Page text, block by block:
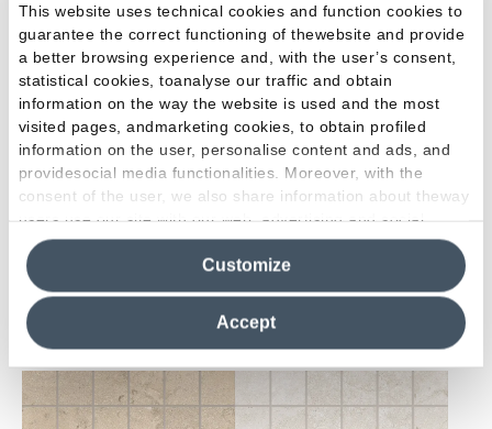
This website uses technical cookies and function cookies to
guarantee the correct functioning of thewebsite and provide
a better browsing experience and, with the user’s consent,
statistical cookies, toanalyse our traffic and obtain
information on the way the website is used and the most
visited pages, andmarketing cookies, to obtain profiled
information on the user, personalise content and ads, and
providesocial media functionalities. Moreover, with the
consent of the user, we also share information about theway
users use our site with our web, advertising and social
media analytics partners, who may combine itwith other
information in their possession. By closing this banner,
clicking on "Reject", it will be possible tocontinue browsing
the site after installing only technical cookies. For more
information see the
Cookie Policy
Accept
Customize
Ash Lead
Anthracite
MOSAICO CROSS CUT 5X5 - 30X30